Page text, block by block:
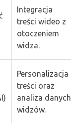
Integracja
treści wideo z
otoczeniem
widza.
Personalizacja
treści oraz
analiza danych
widzów.